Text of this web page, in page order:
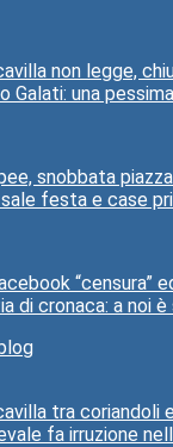
non legge,
Galati: una
snobbata
sale festa e case
“censura”
di cronaca: a noi
tra coriandoli
fa irruzione